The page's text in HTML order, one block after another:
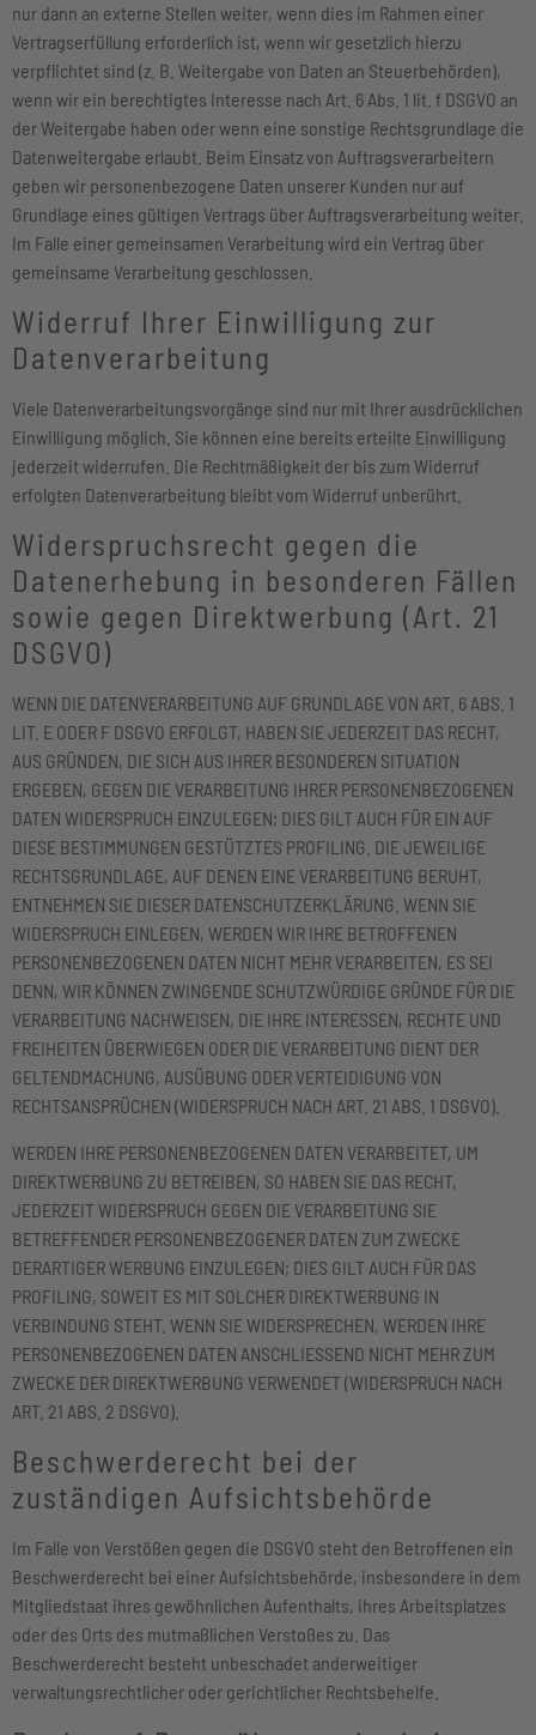
nur dann an externe Stellen weiter, wenn dies im Rahmen einer
Vertragserfüllung erforderlich ist, wenn wir gesetzlich hierzu
verpflichtet sind (z. B. Weitergabe von Daten an Steuerbehörden),
wenn wir ein berechtigtes Interesse nach Art. 6 Abs. 1 lit. f DSGVO an
der Weitergabe haben oder wenn eine sonstige Rechtsgrundlage die
Datenweitergabe erlaubt. Beim Einsatz von Auftragsverarbeitern
geben wir personenbezogene Daten unserer Kunden nur auf
Grundlage eines gültigen Vertrags über Auftragsverarbeitung weiter.
Im Falle einer gemeinsamen Verarbeitung wird ein Vertrag über
gemeinsame Verarbeitung geschlossen.
Widerruf Ihrer Einwilligung zur
Datenverarbeitung
Viele Datenverarbeitungsvorgänge sind nur mit Ihrer ausdrücklichen
Einwilligung möglich. Sie können eine bereits erteilte Einwilligung
jederzeit widerrufen. Die Rechtmäßigkeit der bis zum Widerruf
erfolgten Datenverarbeitung bleibt vom Widerruf unberührt.
Widerspruchsrecht gegen die
Datenerhebung in besonderen Fällen
sowie gegen Direktwerbung (Art. 21
DSGVO)
WENN DIE DATENVERARBEITUNG AUF GRUNDLAGE VON ART. 6 ABS. 1
LIT. E ODER F DSGVO ERFOLGT, HABEN SIE JEDERZEIT DAS RECHT,
AUS GRÜNDEN, DIE SICH AUS IHRER BESONDEREN SITUATION
ERGEBEN, GEGEN DIE VERARBEITUNG IHRER PERSONENBEZOGENEN
DATEN WIDERSPRUCH EINZULEGEN; DIES GILT AUCH FÜR EIN AUF
DIESE BESTIMMUNGEN GESTÜTZTES PROFILING. DIE JEWEILIGE
RECHTSGRUNDLAGE, AUF DENEN EINE VERARBEITUNG BERUHT,
ENTNEHMEN SIE DIESER DATENSCHUTZERKLÄRUNG. WENN SIE
WIDERSPRUCH EINLEGEN, WERDEN WIR IHRE BETROFFENEN
PERSONENBEZOGENEN DATEN NICHT MEHR VERARBEITEN, ES SEI
DENN, WIR KÖNNEN ZWINGENDE SCHUTZWÜRDIGE GRÜNDE FÜR DIE
VERARBEITUNG NACHWEISEN, DIE IHRE INTERESSEN, RECHTE UND
FREIHEITEN ÜBERWIEGEN ODER DIE VERARBEITUNG DIENT DER
GELTENDMACHUNG, AUSÜBUNG ODER VERTEIDIGUNG VON
RECHTSANSPRÜCHEN (WIDERSPRUCH NACH ART. 21 ABS. 1 DSGVO).
WERDEN IHRE PERSONENBEZOGENEN DATEN VERARBEITET, UM
DIREKTWERBUNG ZU BETREIBEN, SO HABEN SIE DAS RECHT,
JEDERZEIT WIDERSPRUCH GEGEN DIE VERARBEITUNG SIE
BETREFFENDER PERSONENBEZOGENER DATEN ZUM ZWECKE
DERARTIGER WERBUNG EINZULEGEN; DIES GILT AUCH FÜR DAS
PROFILING, SOWEIT ES MIT SOLCHER DIREKTWERBUNG IN
VERBINDUNG STEHT. WENN SIE WIDERSPRECHEN, WERDEN IHRE
PERSONENBEZOGENEN DATEN ANSCHLIESSEND NICHT MEHR ZUM
ZWECKE DER DIREKTWERBUNG VERWENDET (WIDERSPRUCH NACH
ART. 21 ABS. 2 DSGVO).
Beschwerde­recht bei der
zuständigen Aufsichts­behörde
Im Falle von Verstößen gegen die DSGVO steht den Betroffenen ein
Beschwerderecht bei einer Aufsichtsbehörde, insbesondere in dem
Mitgliedstaat ihres gewöhnlichen Aufenthalts, ihres Arbeitsplatzes
oder des Orts des mutmaßlichen Verstoßes zu. Das
Beschwerderecht besteht unbeschadet anderweitiger
verwaltungsrechtlicher oder gerichtlicher Rechtsbehelfe.